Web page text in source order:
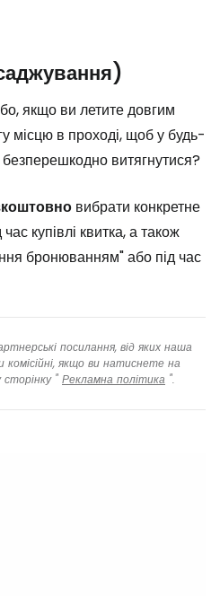
якщо ви летите довгим
місцю в проході, щоб у будь-
витягнутися?
вибрати конкретне
купівлі квитка, а також
бронюванням" або під час
посилання, від яких наша
якщо ви натиснете на
" Рекламна політика ".